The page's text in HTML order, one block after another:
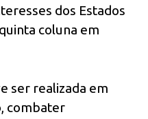
dos Estados
coluna em
ser realizada em
combater